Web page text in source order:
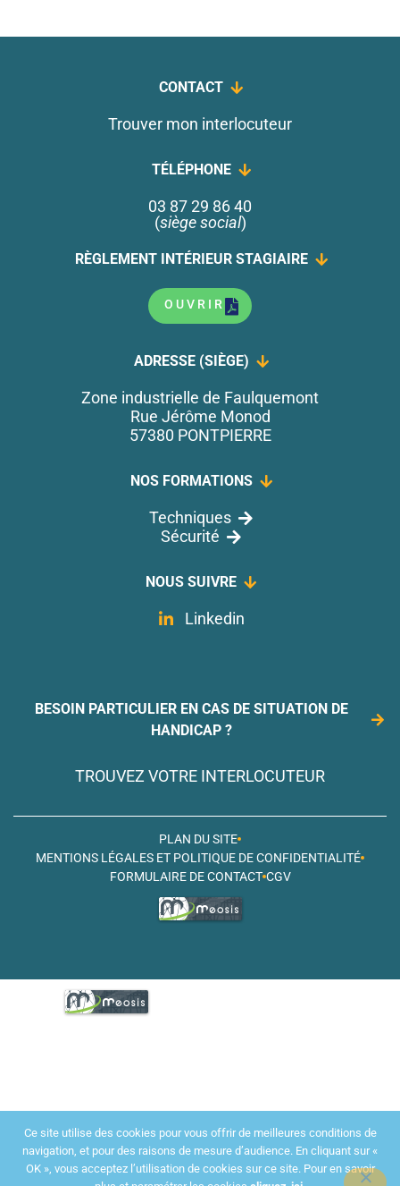
CONTACT
Trouver mon interlocuteur
TÉLÉPHONE
03 87 29 86 40
(siège social)
RÈGLEMENT INTÉRIEUR STAGIAIRE
OUVRIR
ADRESSE (SIÈGE)
Zone industrielle de Faulquemont
Rue Jérôme Monod
57380 PONTPIERRE
NOS FORMATIONS
Techniques
Sécurité
NOUS SUIVRE
Linkedin
BESOIN PARTICULIER EN CAS DE SITUATION DE
HANDICAP ?
TROUVEZ VOTRE INTERLOCUTEUR
PLAN DU SITE
MENTIONS LÉGALES ET POLITIQUE DE CONFIDENTIALITÉ
FORMULAIRE DE CONTACT CGV
Ce site utilise des cookies pour vous offrir de meilleures conditions de
navigation, et pour des raisons de mesure d’audience. En cliquant sur «
OK », vous acceptez l’utilisation de cookies sur ce site. Pour en savoir